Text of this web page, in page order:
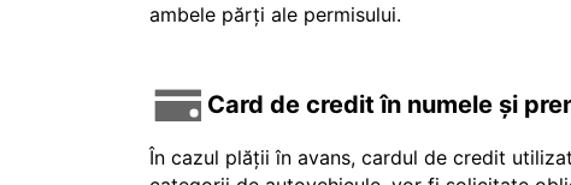
ambele părți ale permisului.
Card de credit în numele și
În cazul plății în avans, cardul de credit